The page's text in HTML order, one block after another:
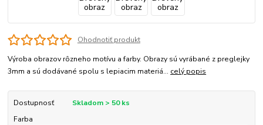
Ohodnotiť produkt
Výroba obrazov rôzneho motívu a farby. Obrazy sú vyrábané z preglejky
3mm a sú dodávané spolu s lepiacim materiá... celý popis
Dostupnosť
Skladom > 50 ks
Farba